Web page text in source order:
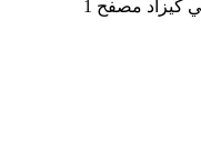
مصفح 1